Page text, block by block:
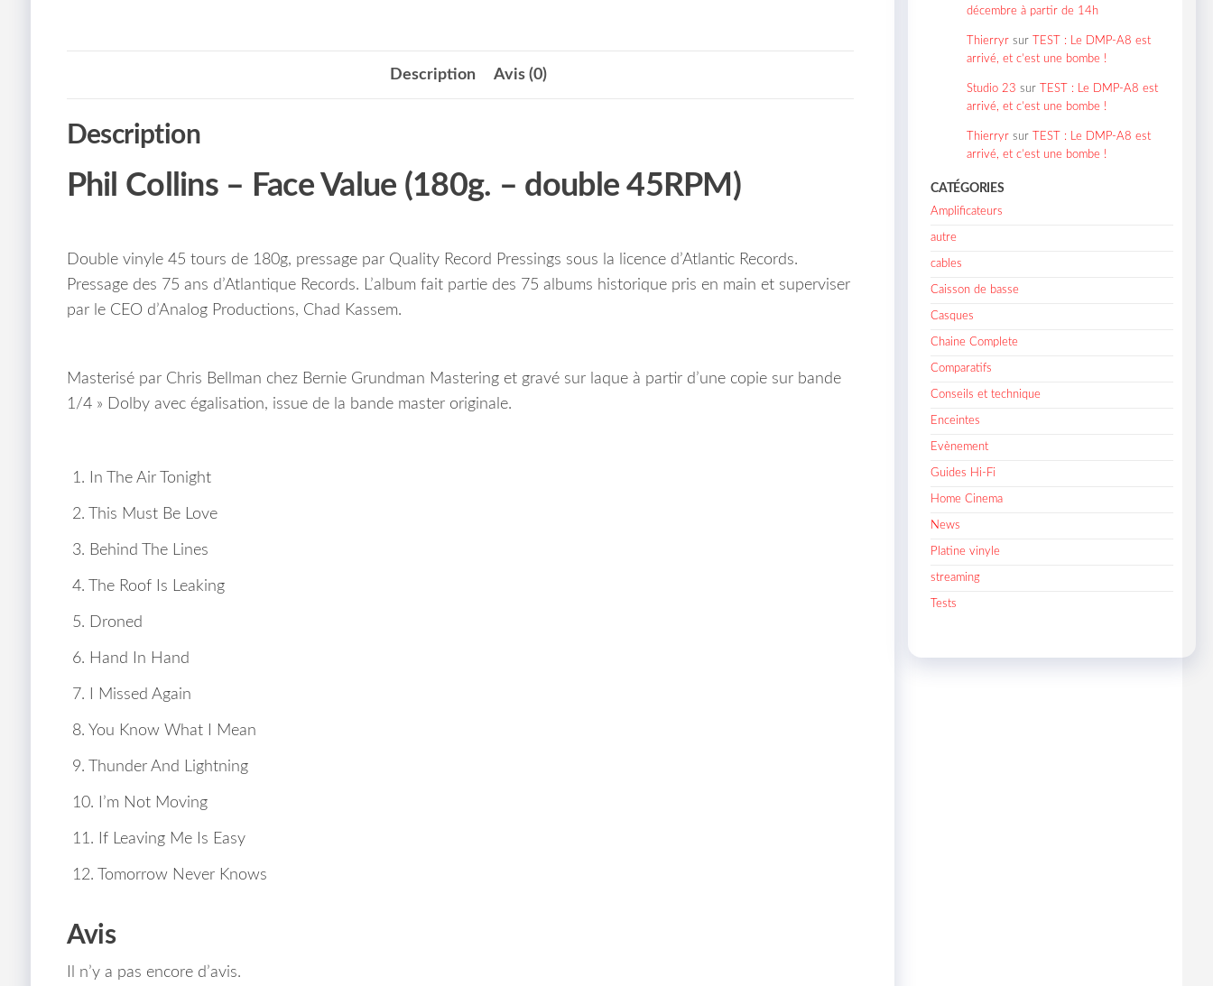
Description Avis (0)
Description
Phil Collins – Face Value (180g. – double 45RPM)
Double vinyle 45 tours de 180g, pressage par Quality Record Pressings sous la licence d’Atlantic Records.
Pressage des 75 ans d’Atlantique Records. L’album fait partie des 75 albums historique pris en main et superviser
par le CEO d’Analog Productions, Chad Kassem.
Masterisé par Chris Bellman chez Bernie Grundman Mastering et gravé sur laque à partir d’une copie sur bande
1/4 » Dolby avec égalisation, issue de la bande master originale.
1. In The Air Tonight
2. This Must Be Love
3. Behind The Lines
4. The Roof Is Leaking
5. Droned
6. Hand In Hand
7. I Missed Again
8. You Know What I Mean
9. Thunder And Lightning
10. I’m Not Moving
11. If Leaving Me Is Easy
12. Tomorrow Never Knows
Avis
Il n’y a pas encore d’avis.
décembre à partir de 14h
Thierryr sur
TEST : Le DMP-A8 est
arrivé, et c’est une bombe !
Studio 23 sur
TEST : Le DMP-A8 est
arrivé, et c’est une bombe !
Thierryr sur
TEST : Le DMP-A8 est
arrivé, et c’est une bombe !
CATÉGORIES
Amplificateurs
autre
cables
Caisson de basse
Casques
Chaine Complete
Comparatifs
Conseils et technique
Enceintes
Evènement
Guides Hi-Fi
Home Cinema
News
Platine vinyle
streaming
Tests